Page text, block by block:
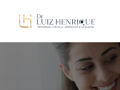
OLHAR INTEGRADO